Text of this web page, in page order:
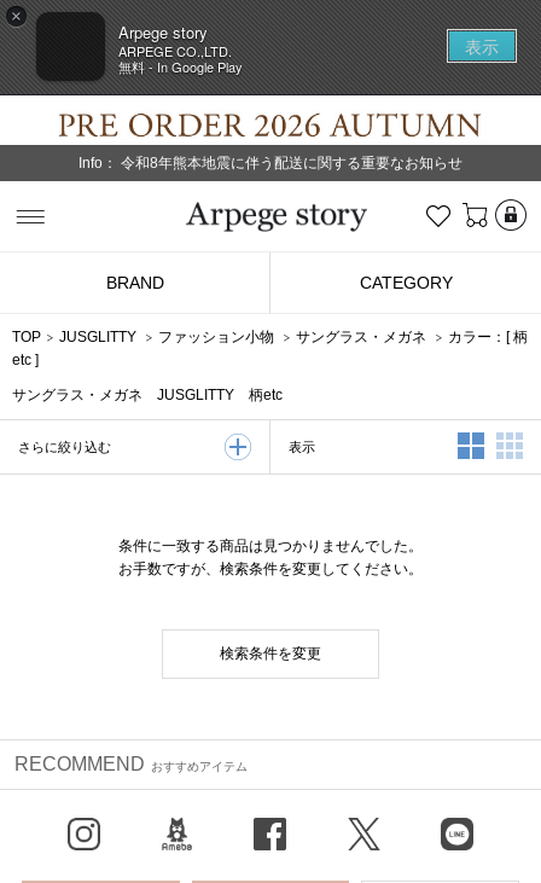
×
Arpege story
ARPEGE CO.,LTD.
無料 - In Google Play
表示
Info： 令和8年熊本地震に伴う配送に関する重要なお知らせ
お気に入り
BRAND CATEGORY
TOP JUSGLITTY ファッション小物 サングラス・メガネ カラー：[柄
etc ]
サングラス・メガネ JUSGLITTY 柄etc
さらに絞り込む 表示 2列表示
条件に一致する商品は見つかりませんでした。
お手数ですが、検索条件を変更してください。
検索条件を変更
RECOMMEND おすすめアイテム
X（旧Twitter） LINE